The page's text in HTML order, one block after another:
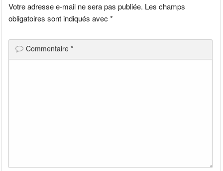
Votre adresse e-mail ne sera pas publiée. Les champs
obligatoires sont indiqués avec*
Commentaire*